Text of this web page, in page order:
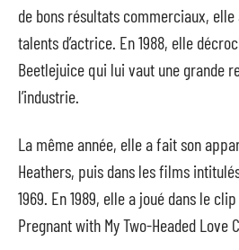
de bons résultats commerciaux,
talents d’actrice. En 1988, elle
Beetlejuice qui lui vaut une grande
l’industrie.
La même année, elle a fait son
Heathers, puis dans les films
1969. En 1989, elle a joué dans le
Pregnant with My Two-Headed Love